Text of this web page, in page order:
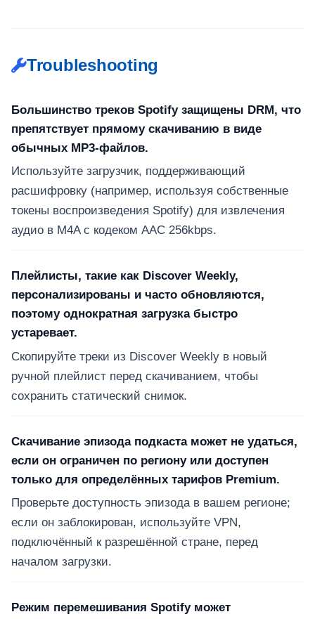
Troubleshooting
Большинство треков Spotify защищены DRM, что
препятствует прямому скачиванию в виде
обычных MP3-файлов.
Используйте загрузчик, поддерживающий
расшифровку (например, используя собственные
токены воспроизведения Spotify) для извлечения
аудио в M4A с кодеком AAC 256kbps.
Плейлисты, такие как Discover Weekly,
персонализированы и часто обновляются,
поэтому однократная загрузка быстро
устаревает.
Скопируйте треки из Discover Weekly в новый
ручной плейлист перед скачиванием, чтобы
сохранить статический снимок.
Скачивание эпизода подкаста может не удаться,
если он ограничен по региону или доступен
только для определённых тарифов Premium.
Проверьте доступность эпизода в вашем регионе;
если он заблокирован, используйте VPN,
подключённый к разрешённой стране, перед
началом загрузки.
Режим перемешивания Spotify может